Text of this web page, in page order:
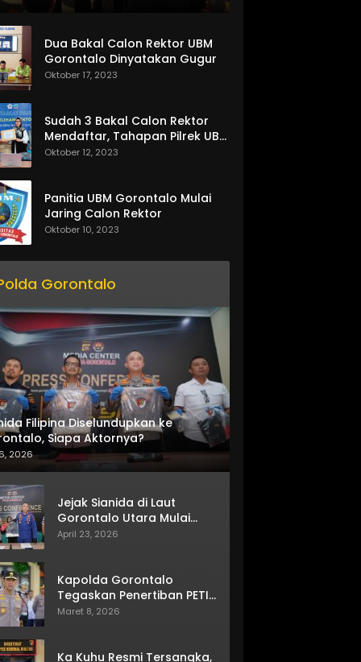
Dua Bakal Calon Rektor UBM
Gorontalo Dinyatakan Gugur
Oktober 17, 2023
Sudah 3 Bakal Calon Rektor
Mendaftar, Tahapan Pilrek UBM
Gorontalo Makin Seru
Oktober 12, 2023
Panitia UBM Gorontalo Mulai
Jaring Calon Rektor
Oktober 10, 2023
Gorontalo
Filipina Diselundupkan ke
Siapa Aktornya?
2026
Jejak Sianida di Laut
Gorontalo Utara Mulai
Terkuak
April 23, 2026
Kapolda Gorontalo
Tegaskan Penertiban PETI
Terus Berjalan
Maret 8, 2026
Ka Kuhu Resmi Tersangka,